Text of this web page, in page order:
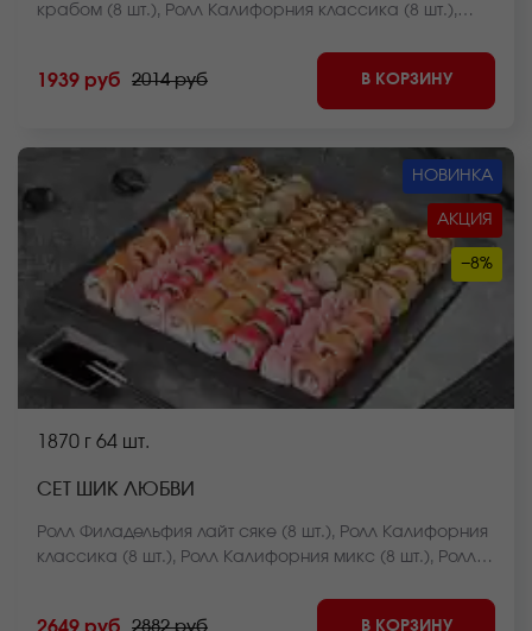
крабом (8 шт.), Ролл Калифорния классика (8 шт.),
шт.), Ролл Чикен темпура (8 шт.). *Внешний вид блюда
может отличаться от фото на сайте.
1939 руб 2014 руб В КОРЗИНУ
НОВИНКА
АКЦИЯ
−8%
1870 г 64 шт.
СЕТ ШИК ЛЮБВИ
Ролл Филадельфия лайт сяке (8 шт.), Ролл Калифорния
классика (8 шт.), Ролл Калифорния микс (8 шт.), Ролл
шт.), Ролл Курочка в саду (8 шт.), Чесночный цезарь
2882 руб В КОРЗИНУ